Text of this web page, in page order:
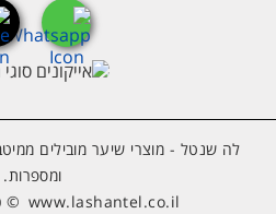
לה שנטל - מוצרי שיער מובילים
ומספרות.
www.lashantel.co.il
©